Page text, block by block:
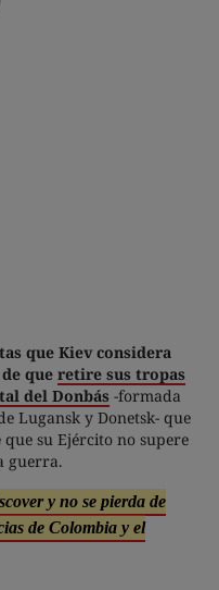
que Kiev considera
que retire sus tropas
del Donbás -formada
Lugansk y Donetsk- que
su Ejército no supere
guerra.
y no se pierda de
de Colombia y el